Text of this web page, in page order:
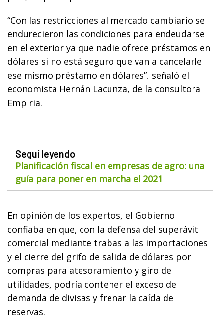
“Con las restricciones al mercado cambiario se
endurecieron las condiciones para endeudarse
en el exterior ya que nadie ofrece préstamos en
dólares si no está seguro que van a cancelarle
ese mismo préstamo en dólares”, señaló el
economista Hernán Lacunza, de la consultora
Empiria.
Seguí leyendo
Planificación fiscal en empresas de agro: una
guía para poner en marcha el 2021
En opinión de los expertos, el Gobierno
confiaba en que, con la defensa del superávit
comercial mediante trabas a las importaciones
y el cierre del grifo de salida de dólares por
compras para atesoramiento y giro de
utilidades, podría contener el exceso de
demanda de divisas y frenar la caída de
reservas.